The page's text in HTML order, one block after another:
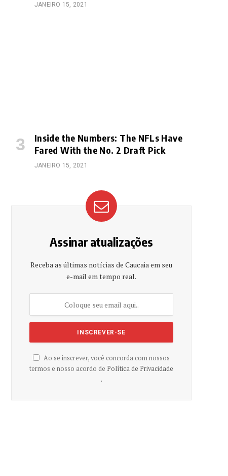
JANEIRO 15, 2021
Inside the Numbers: The NFLs Have
Fared With the No. 2 Draft Pick
JANEIRO 15, 2021
Assinar atualizações
Receba as últimas notícias de Caucaia em seu
e-mail em tempo real.
Ao se inscrever, você concorda com nossos
termos e nosso acordo de Política de Privacidade
.